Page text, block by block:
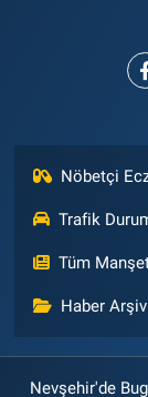
Nöbetçi
Trafik
Tüm
Haber
Nevşehir'de